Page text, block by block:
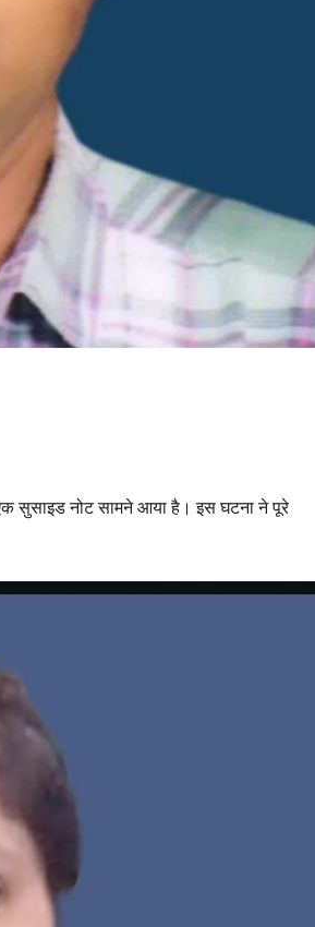
सुसाइड नोट सामने आया है। इस घटना ने पूरे